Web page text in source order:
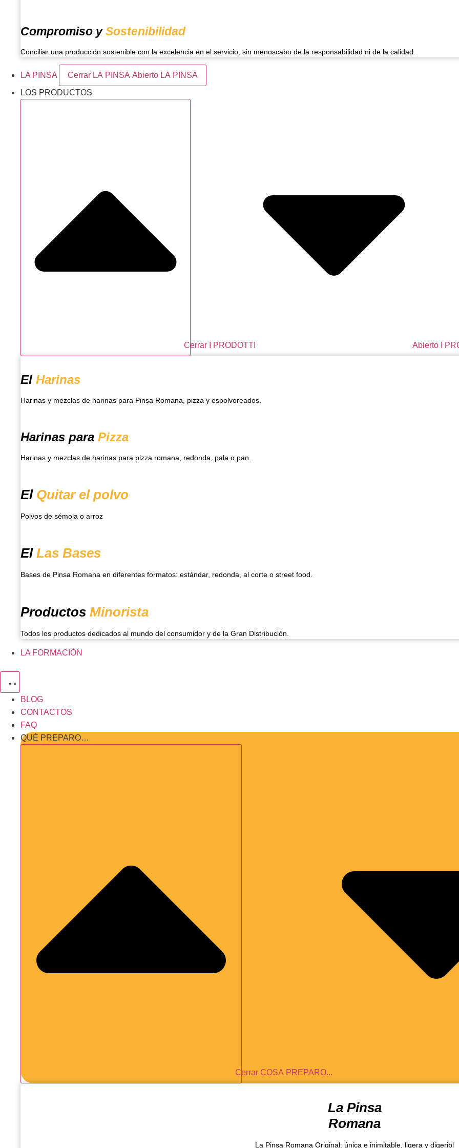
Compromiso ySostenibilidad
Conciliar una producción sostenible con la excelencia en el servicio, sin menoscabo de la responsabilidad ni de la calidad.
LA PINSA Cerrar LA PINSA Abierto LA PINSA
LOS PRODUCTOS
Cerrar I PRODOTTI Abierto I
El Harinas
Harinas y mezclas de harinas para Pinsa Romana, pizza y espolvoreados.
Harinas para Pizza
Harinas y mezclas de harinas para pizza romana, redonda, pala o pan.
El Quitar el polvo
Polvos de sémola o arroz
El Las Bases
Bases de Pinsa Romana en diferentes formatos: estándar, redonda, al corte o street food.
Productos Minorista
Todos los productos dedicados al mundo del consumidor y de la Gran Distribución.
LA FORMACIÓN
BLOG
CONTACTOS
FAQ
QUÉ PREPARO…
Cerrar COSA PREPARO...
La Pinsa
Romana
La Pinsa Romana Original: única e inimitable, ligera y digeribl